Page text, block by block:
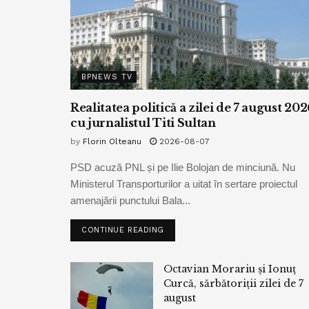
BPNEWS TV
Realitatea politică a zilei de 7 august
cu jurnalistul Titi Sultan
by Florin Olteanu 2026-08-07
PSD acuză PNL și pe Ilie Bolojan de minciună. Nu
Ministerul Transporturilor a uitat în sertare proiectul
amenajării punctului Bala...
CONTINUE READING
Octavian Morariu și Ionuț
Curcă, sărbătoriții zilei de 7
august